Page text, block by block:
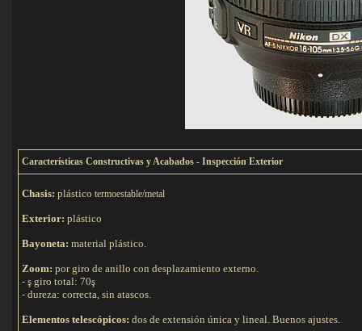
Características Constructivas y Acabados - Inspección Exterior
Chasis: plástico termoestable/metal
Exterior: plástico
Bayoneta: material plástico.
Zoom: por giro de anillo con desplazamiento externo.
- ş giro total: 70ş
- dureza: correcta, sin atascos.
Elementos telescópicos: dos de extensión única y lineal. Buenos ajustes.